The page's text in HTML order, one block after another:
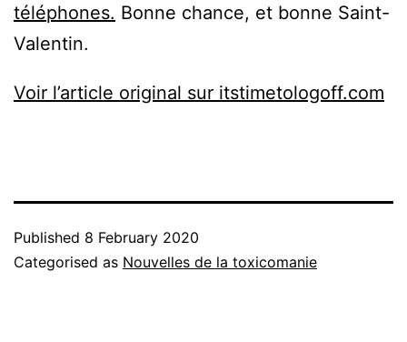
téléphones. Bonne chance, et bonne Saint-
Valentin.
Voir l’article original sur itstimetologoff.com
Published 8 February 2020
Categorised as Nouvelles de la toxicomanie